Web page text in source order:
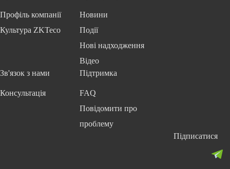
Профіль компанії
Культура ZKTeco
Новини
Події
Нові надходження
Відео
Зв'язок з нами
Консультація
Підтримка
FAQ
Повідомити про
проблему
Підписатися